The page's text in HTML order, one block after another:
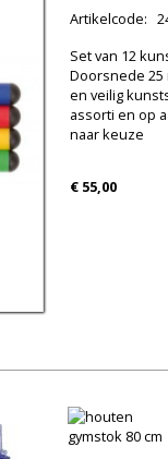
Artikelcode:
Set van 12
Doorsnede 25
en veilig
assorti en op
naar keuze
€ 55,00